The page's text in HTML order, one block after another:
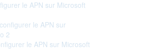
le APN sur Microsoft
le APN sur
2
le APN sur Microsoft